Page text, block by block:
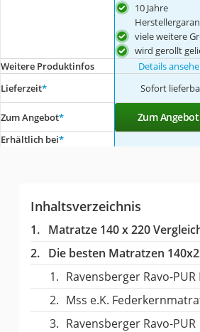
10 Jahre
viele weitere
wird gerollt
Weitere Produktinfos Details
Lieferzeit* Sofort
Zum Angebot* Zum
Erhältlich bei*
Inhaltsverzeichnis
Matratze 140 x 220
Die besten Matratzen
Ravensberger Ravo-PUR
Mss e.K.
Ravensberger Ravo-PUR